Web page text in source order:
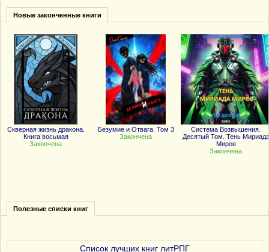
Новые законченные книги
Скверная жизнь дракона.
Книга восьмая
Закончена
Безумие и Отвага. Том 3
Закончена
Система Возвышения.
Десятый Том. Тень Мириада
Миров
Закончена
Полезные списки книг
Список лучших книг литРПГ